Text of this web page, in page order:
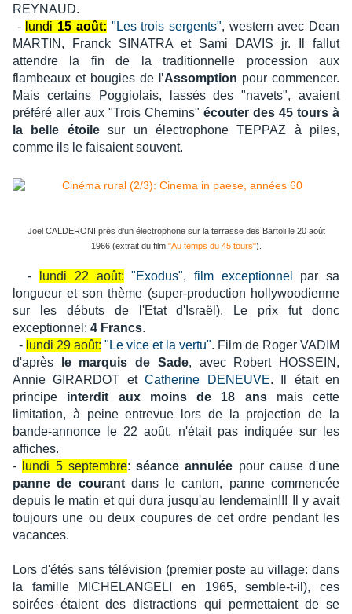
REYNAUD.
- lundi 15 août: "Les trois sergents", western avec Dean
MARTIN, Franck SINATRA et Sami DAVIS jr. Il fallut
attendre la fin de la traditionnelle procession aux
flambeaux et bougies de l'Assomption pour commencer.
Mais certains Poggiolais, lassés des "navets", avaient
préféré aller aux "Trois Chemins" écouter des 45 tours à
la belle étoilesur un électrophone TEPPAZ à piles,
comme ils le faisaient souvent.
Joël CALDERONI près d'un électrophone sur la terrasse des Bartoli le 20 août
1966 (extrait du film "Au temps du 45 tours").
- lundi 22 août: "Exodus", film exceptionnel
par sa
longueur et son thème (super-production hollywoodienne
sur les débuts de l'Etat d'Israël). Le prix fut donc
exceptionnel: 4 Francs.
- lundi 29 août: "Le vice et la vertu". Film de Roger VADIM
d'après
le marquis de Sade, avec Robert HOSSEIN,
Annie GIRARDOT etCatherine DENEUVE. Il était en
principe interdit aux moins de 18 ansmais cette
limitation, à peine entrevue lors de la projection de la
bande-annonce le 22 août, n'était pas indiquée sur les
affiches.
-
lundi 5 septembre: séance annulée pour cause d'une
panne de courant dans le canton, panne commencée
depuis le matin et qui dura jusqu'au lendemain!!! Il y avait
toujours une ou deux coupures de cet ordre pendant les
vacances.
Lors d'étés sans télévision (premier poste au village: dans
la famille MICHELANGELI en 1965, semble-t-il), ces
soirées étaient des distractions qui permettaient de se